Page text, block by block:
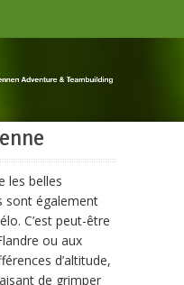
les belles
sont également
C’est peut-être
ou aux
d’altitude,
de grimper